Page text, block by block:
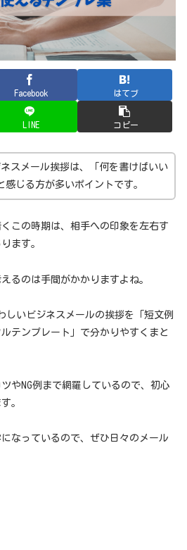
Facebook はてブ
LINE コピー
スメール挨拶は、「何を書けばいい
感じる方が多いポイントです。
この時期は、相手への印象を左右す
ます。
るのは手間がかかりますよね。
しいビジネスメールの挨拶を「短文例
テンプレート」で分かりやすくまと
やNG例まで網羅しているので、初心
。
なっているので、ぜひ日々のメール